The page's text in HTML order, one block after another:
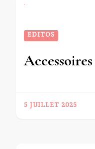
EDITOS
5 JUILLET 2025